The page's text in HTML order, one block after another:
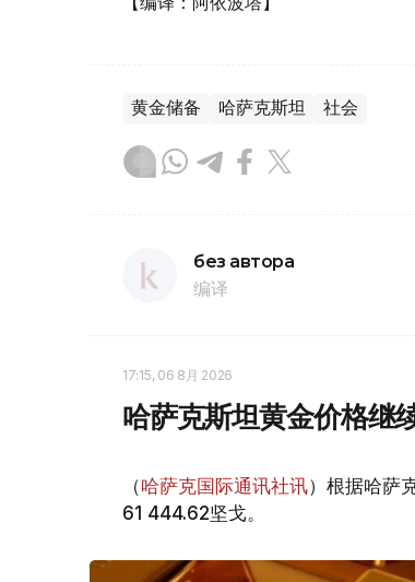
黄金储备 哈萨克斯坦 社会
без автора
编译
17:15, 06 8月 2026
哈萨克斯坦黄金价格继
（哈萨克国际通讯社讯）根据哈萨
61 444.62坚戈。